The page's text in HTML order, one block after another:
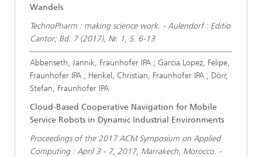
Wandels
TechnoPharm : making science work. - Aulendorf : Editio
Cantor; Bd. 7 (2017), Nr. 1, S. 6-13
Abbenseth, Jannik, Fraunhofer IPA ; Garcia Lopez, Felipe,
Fraunhofer IPA ; Henkel, Christian, Fraunhofer IPA ; Dörr,
Stefan, Fraunhofer IPA
Cloud-Based Cooperative Navigation for Mobile
Service Robots in Dynamic Industrial Environments
Proceedings of the 2017 ACM Symposium on Applied
Computing : April 3 - 7, 2017, Marrakech, Morocco. -